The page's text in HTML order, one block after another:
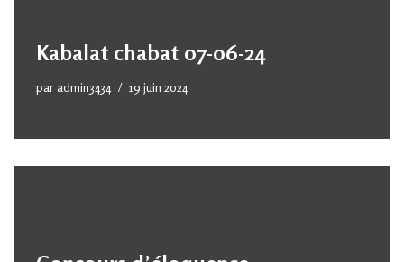
Kabalat chabat 07-06-24
par admin3434 19 juin 2024